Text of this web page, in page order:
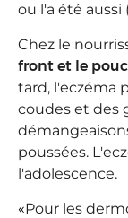
ou l'a été aussi
Chez le
front et le
tard, l'eczéma
coudes et des
poussées.
l'adolescence.
«Pour les